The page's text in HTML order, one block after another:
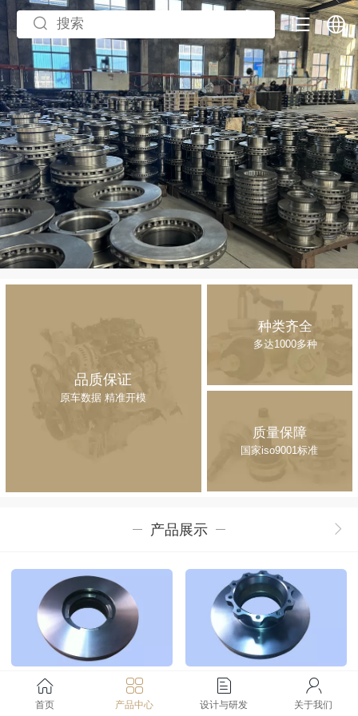
中文
English
品质保证
原车数据 精准开模
种类齐全
多达1000多种
质量保障
国家iso9001标准
产品展示
首页 产品中心 设计与研发 关于我们